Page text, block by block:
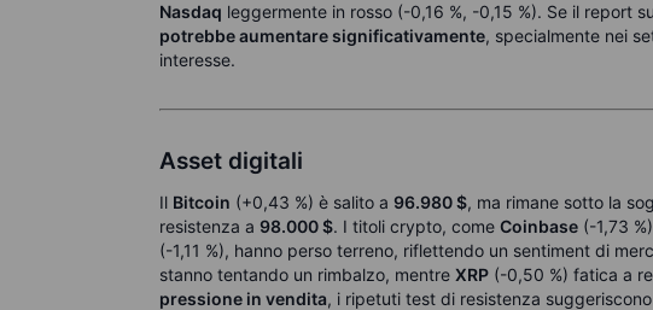
Nasdaq leggermente in rosso (-0,16 %, -0,15 %). Se il report
potrebbe aumentare significativamente, specialmente nei
interesse.
Asset digitali
Il Bitcoin (+0,43 %) è salito a 96.980 $, ma rimane sotto la
resistenza a 98.000 $. I titoli crypto, come Coinbase (-1,73
(-1,11 %), hanno perso terreno, riflettendo un sentiment di
stanno tentando un rimbalzo, mentre XRP (-0,50 %) fatica a
pressione in vendita, i ripetuti test di resistenza